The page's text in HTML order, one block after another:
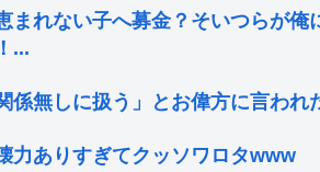
まれない子へ募金？そいつらが俺
...
係無しに扱う」とお偉方に言われ
力ありすぎてクッソワロタwww